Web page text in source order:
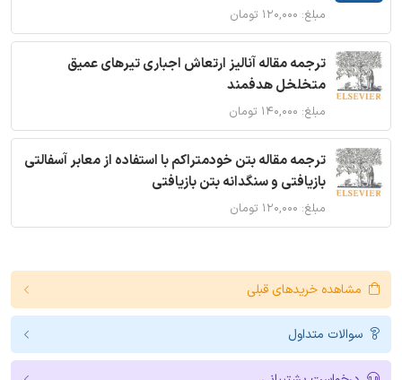
مبلغ: ۱۲۰,۰۰۰ تومان
ترجمه مقاله آنالیز ارتعاش اجباری تیرهای عمیق
متخلخل هدفمند
مبلغ: ۱۴۰,۰۰۰ تومان
ترجمه مقاله بتن خودمتراکم با استفاده از معابر آسفالتی
بازیافتی و سنگدانه بتن بازیافتی
مبلغ: ۱۲۰,۰۰۰ تومان
مشاهده خریدهای قبلی
سوالات متداول